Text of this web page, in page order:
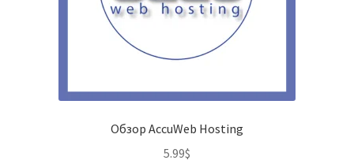
Обзор AccuWeb Hosting
5.99$